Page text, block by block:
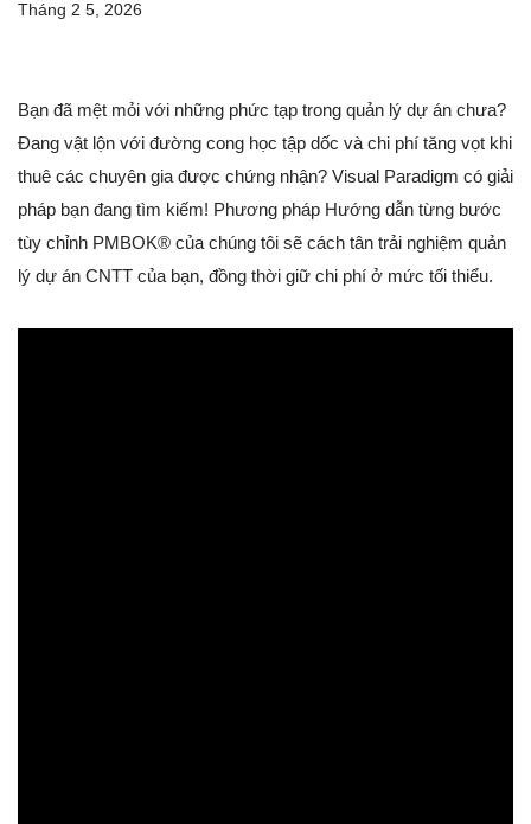
Tháng 2 5, 2026
Bạn đã mệt mỏi với những phức tạp trong quản lý dự án chưa?
Đang vật lộn với đường cong học tập dốc và chi phí tăng vọt khi
thuê các chuyên gia được chứng nhận? Visual Paradigm có giải
pháp bạn đang tìm kiếm! Phương pháp Hướng dẫn từng bước
tùy chỉnh PMBOK® của chúng tôi sẽ cách tân trải nghiệm quản
lý dự án CNTT của bạn, đồng thời giữ chi phí ở mức tối thiểu.